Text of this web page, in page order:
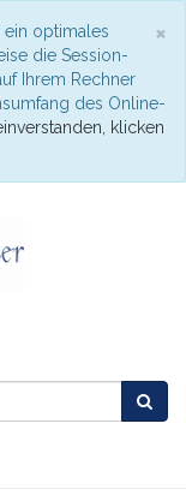
×
ein optimales
die Session-
Ihrem Rechner
des Online-
klicken